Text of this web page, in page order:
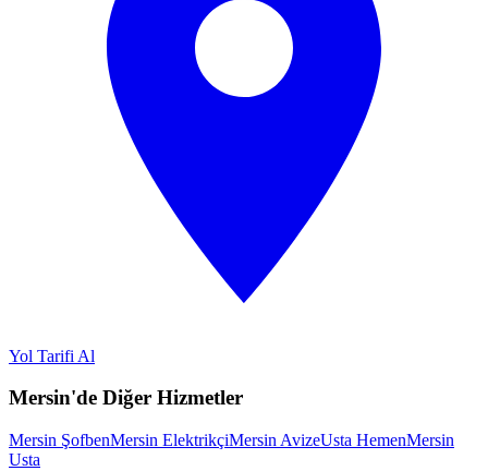
Yol Tarifi Al
Mersin'de Diğer Hizmetler
Mersin ŞofbenMersin ElektrikçiMersin AvizeUsta HemenMersin
Usta